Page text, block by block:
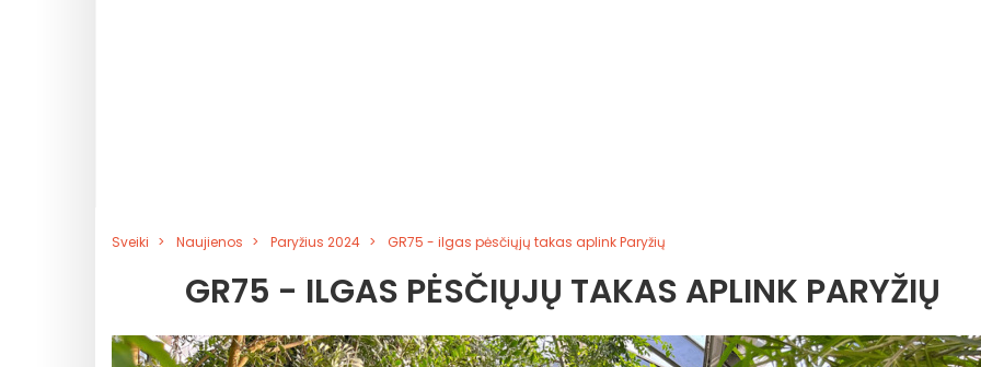
Sveiki Naujienos Paryžius 2024 GR75 - ilgas pėsčiųjų takas aplink Paryžių
GR75 - ILGAS PĖSČIŲJŲ TAKAS APLINK PARYŽIŲ